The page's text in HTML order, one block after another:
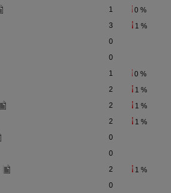
1 0 %
3 1 %
0
0
1 0 %
2 1 %
2 1 %
2 1 %
0
0
2 1 %
0